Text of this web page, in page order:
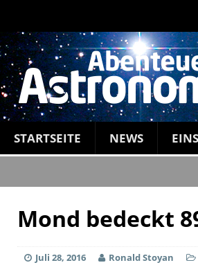
STARTSEITE NEWS
Mond bedeckt
Juli 28, 2016 Ronald Stoyan